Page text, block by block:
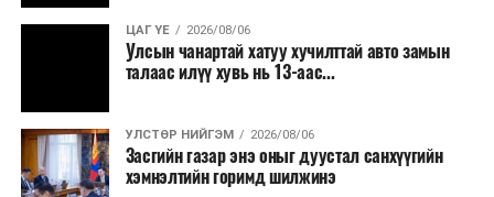
сургалтыг цахим хэлбэрт шилжүүлэх, төрийн албан
хаагчдыг зарим өдрүүдэд цахимаар ажиллуулах арга
хэмжээг үргэлжлүүлэхийг үүрэг болголоо.
Төсвийн сахилга бат сайжирч, эдийн засгийн нөхцөл
байдал хэвийн болсон тохиолдолд эдгээр
хязгаарлалтыг үе шаттайгаар сулруулах юм.
ЦАГ ҮЕ 2026/08/06
Улсын чанартай хатуу хучилттай авто замын
талаас илүү хувь нь 13-аас...
УЛСТӨР НИЙГЭМ 2026/08/06
Засгийн газар энэ оныг дуустал санхүүгийн
хэмнэлтийн горимд шилжинэ